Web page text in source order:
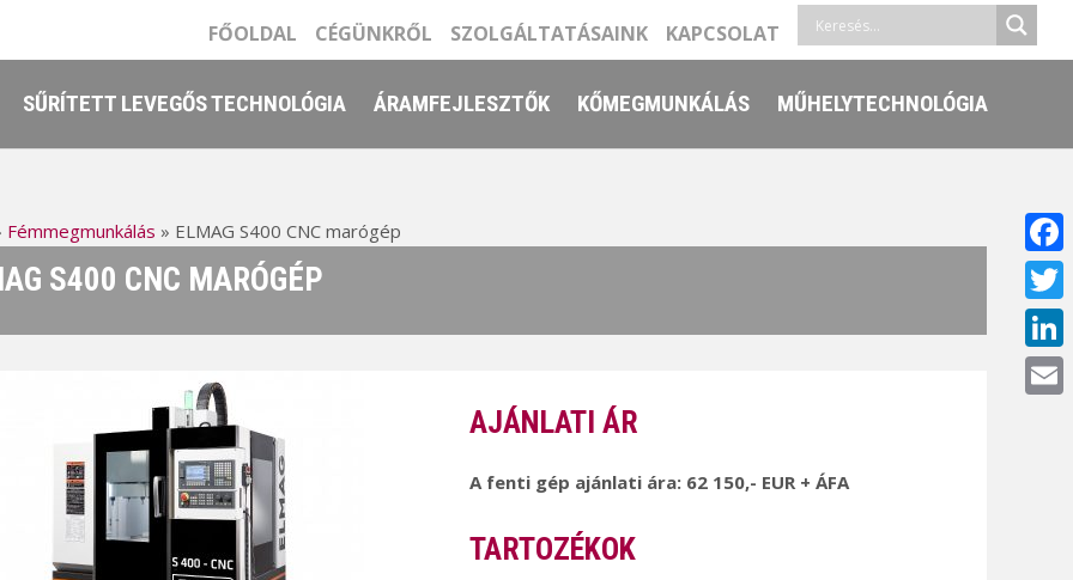
FŐOLDAL CÉGÜNKRŐL SZOLGÁLTATÁSAINK KAPCSOLAT
SŰRÍTETT LEVEGŐS TECHNOLÓGIA ÁRAMFEJLESZTŐK KŐMEGMUNKÁLÁS MŰHELYTECHNOLÓGIA
Fémmegmunkálás » ELMAG S400 CNC marógép
S400 CNC MARÓGÉP
AJÁNLATI ÁR
A fenti gép ajánlati ára: 62 150,- EUR + ÁFA
TARTOZÉKOK